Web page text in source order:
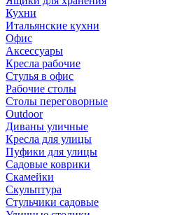
Кухни
Итальянские кухни
Офис
Аксессуары
Кресла рабочие
Стулья в офис
Рабочие столы
Столы переговорные
Outdoor
Диваны уличные
Кресла для улицы
Пуфики для улицы
Садовые коврики
Скамейки
Скульптура
Стульчики садовые